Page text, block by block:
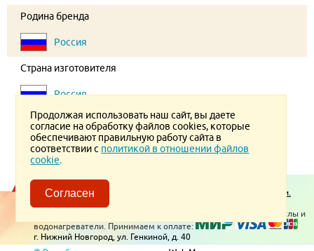
Родина бренда
Россия
Страна изготовителя
Россия
Пользовательское соглашение.
Политика конфиденциальности.
Политика в отношении обработки ПД
Отопительное оборудование, котлы и
водонагреватели. Принимаем к оплате:
г. Нижний Новгород, ул. Генкиной, д. 40
Продолжая использовать наш сайт, вы даете
согласие на обработку файлов cookies, которые
обеспечивают правильную работу сайта в
соответствии с политикой в отношении файлов
cookie
Согласен